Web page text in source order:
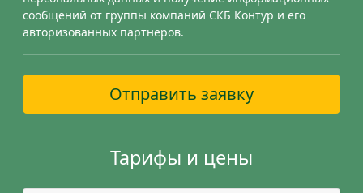
сообщений от группы компаний СКБ Контур и его
авторизованных партнеров.
Отправить заявку
Тарифы и цены